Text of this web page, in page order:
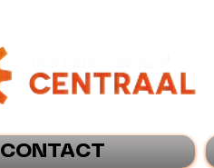
CONTACT